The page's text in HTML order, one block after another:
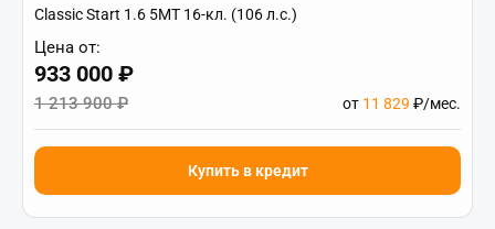
Classic Start 1.6 5MT 16-кл. (106 л.с.)
Цена от:
933 000 ₽
1 213 900 ₽ от 11 829 ₽/мес.
Купить в кредит